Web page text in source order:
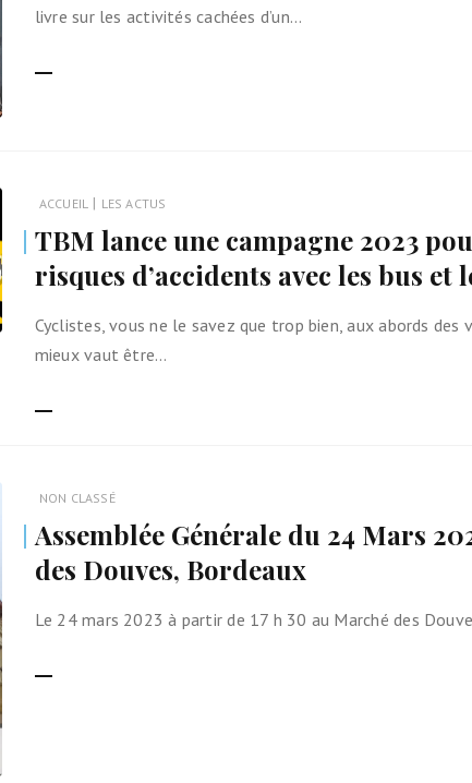
livre sur les activités cachées d’un…
ACCUEIL | LES ACTUS
TBM lance une campagne 2023
risques d’accidents avec les bus et
Cyclistes, vous ne le savez que trop bien, aux abords des
mieux vaut être…
NON CLASSÉ
Assemblée Générale du 24 Mars
des Douves, Bordeaux
Le 24 mars 2023 à partir de 17 h 30 au Marché des